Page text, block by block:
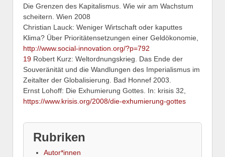
Die Grenzen des Kapitalismus. Wie wir am Wachstum
scheitern. Wien 2008
Christian Lauck: Weniger Wirtschaft oder kaputtes
Klima? Über Prioritätensetzungen einer Geldökonomie,
http://www.social-innovation.org/?p=792
19 Robert Kurz: Weltordnungskrieg. Das Ende der
Souveränität und die Wandlungen des Imperialismus im
Zeitalter der Globalisierung. Bad Honnef 2003.
Ernst Lohoff: Die Exhumierung Gottes. In: krisis 32,
https://www.krisis.org/2008/die-exhumierung-gottes
Rubriken
Autor*innen